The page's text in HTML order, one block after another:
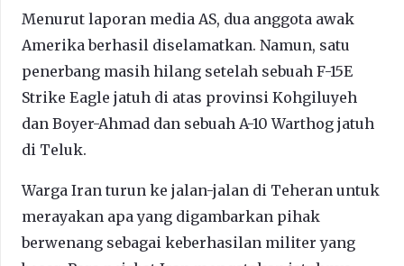
Menurut laporan media AS, dua anggota awak
Amerika berhasil diselamatkan. Namun, satu
penerbang masih hilang setelah sebuah F-15E
Strike Eagle jatuh di atas provinsi Kohgiluyeh
dan Boyer-Ahmad dan sebuah A-10 Warthog jatuh
di Teluk.
Warga Iran turun ke jalan-jalan di Teheran untuk
merayakan apa yang digambarkan pihak
berwenang sebagai keberhasilan militer yang